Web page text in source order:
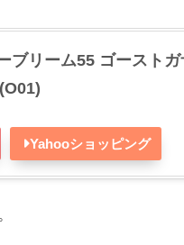
ブリーム55 ゴースト
Yahooショッピング